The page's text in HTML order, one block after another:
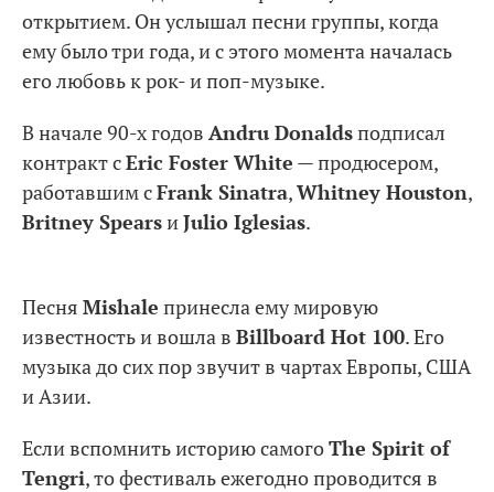
открытием. Он услышал песни группы, когда
ему было три года, и с этого момента началась
его любовь к рок- и поп-музыке.
В начале 90-х годов Andru Donaldsподписал
контракт сEric Foster White — продюсером,
работавшим сFrank Sinatra,Whitney Houston,
Britney SpearsиJulio Iglesias.
Песня Mishale принесла ему мировую
известность и вошла в Billboard Hot 100. Его
музыка до сих пор звучит в чартах Европы, США
и Азии.
Если вспомнить историю самогоThe Spirit of
Tengri, то фестиваль ежегодно проводится в